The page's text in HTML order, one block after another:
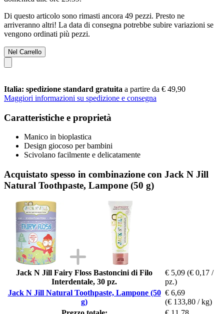
Di questo articolo sono rimasti ancora 49 pezzi. Presto ne
arriveranno altri! La data di consegna potrebbe subire variazioni se
vengono ordinati più pezzi.
Nel Carrello
Italia: spedizione standard gratuita a partire da € 49,90
Maggiori informazioni su spedizione e consegna
Caratteristiche e proprietà
Manico in bioplastica
Design giocoso per bambini
Scivolano facilmente e delicatamente
Acquistato spesso in combinazione con Jack N Jill
Natural Toothpaste, Lampone (50 g)
Jack N Jill Fairy Floss Bastoncini di Filo
Interdentale, 30 pz.
€ 5,09 (€ 0,17 /
pz.)
Jack N Jill Natural Toothpaste, Lampone (50
g)
€ 6,69
(€ 133,80 / kg)